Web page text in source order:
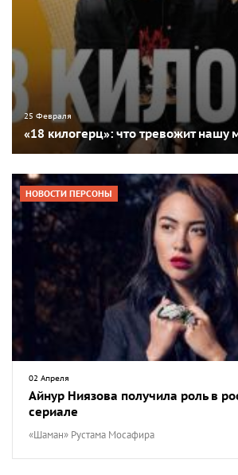
25 Февраля
«18 килогерц»: что тревожит нашу
НОВОСТИ ПЕРСОНЫ
02 Апреля
Айнур Ниязова получила роль в
сериале
«Шаман» Рустама Мосафира